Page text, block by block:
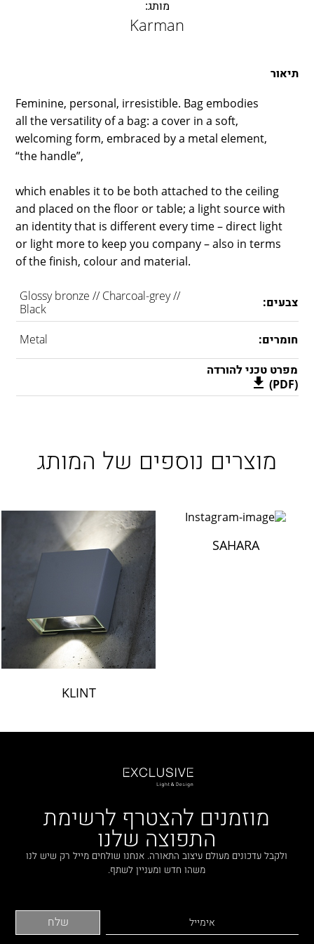
LAMBERT & FILS
ROGER PRADIER
TOBIAS GRAU
GROK
מותג:
Karman
תיאור
Feminine, personal, irresistible. Bag embodies
all the versatility of a bag: a cover in a soft,
welcoming form, embraced by a metal element,
“the handle”,
which enables it to be both attached to the ceiling
and placed on the floor or table; a light source with
an identity that is different every time – direct light
or light more to keep you company – also in terms
of the finish, colour and material.
צבעים:
Glossy bronze // Charcoal-grey //
Black
חומרים:
Metal
מפרט טכני להורדה
(PDF)
מוצרים נוספים של המותג
SAHARA
KLINT
מוזמנים להצטרף לרשימת
התפוצה שלנו
ולקבל עדכונים מעולם עיצוב התאורה. אנחנו שולחים מייל רק שיש לנו
משהו חדש ומעניין לשתף.